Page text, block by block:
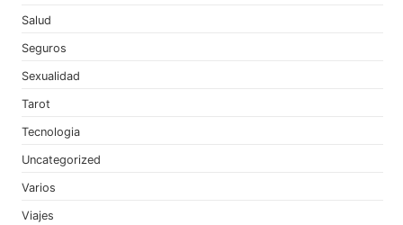
Salud
Seguros
Sexualidad
Tarot
Tecnologia
Uncategorized
Varios
Viajes